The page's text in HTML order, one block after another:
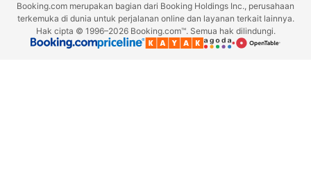
Booking.com merupakan bagian dari Booking Holdings Inc., perusahaan
terkemuka di dunia untuk perjalanan online dan layanan terkait lainnya.
Hak cipta © 1996–2026 Booking.com™. Semua hak dilindungi.